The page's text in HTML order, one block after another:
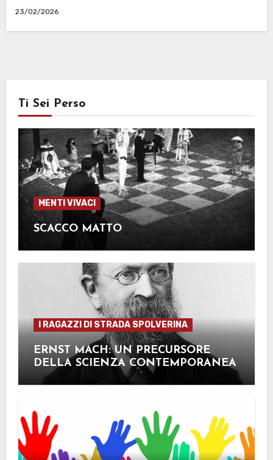
23/02/2026
Ti Sei Perso
MENTI VIVACI
SCACCO MATTO
I RAGAZZI DI STRADA SPOLVERINA
ERNST MACH: UN PRECURSORE
DELLA SCIENZA CONTEMPORANEA